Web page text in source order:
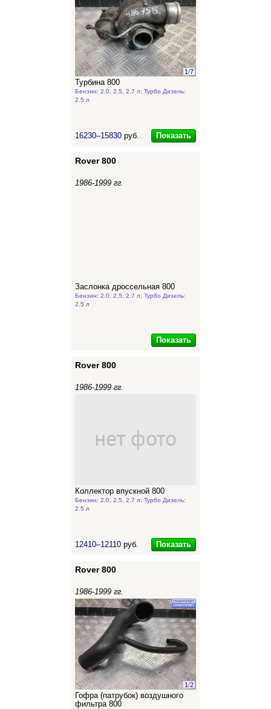
1/7
Турбина 800
Бензин: 2.0, 2.5, 2.7 л; Турбо Дизель:
2.5 л
16230–15830 руб. Показать
Rover 800
1986-1999 гг.
Заслонка дроссельная 800
Бензин: 2.0, 2.5, 2.7 л; Турбо Дизель:
2.5 л
Показать
Rover 800
1986-1999 гг.
Коллектор впускной 800
Бензин: 2.0, 2.5, 2.7 л; Турбо Дизель:
2.5 л
12410–12110 руб. Показать
Rover 800
1986-1999 гг.
1/2
Гофра (патрубок) воздушного
фильтра 800